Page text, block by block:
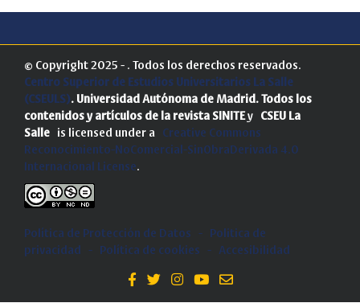
© Copyright 2025 - . Todos los derechos reservados.
Centro Superior de Estudios Universitarios La Salle
(CSEULS). Universidad Autónoma de Madrid. Todos los
contenidos y artículos de la revista SINITEy CSEU La
Salle is licensed under a Creative Commons
Reconocimiento-NoComercial-SinObraDerivada 4.0
Internacional License.
Política de Protección de Datos -
Politica de
privacidad
- Política de cookies - Accesibilidad